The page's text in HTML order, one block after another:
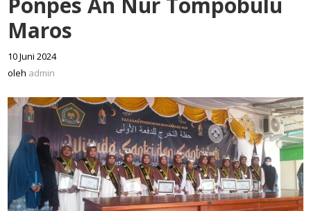
Maros
10 Juni 2024
oleh admin